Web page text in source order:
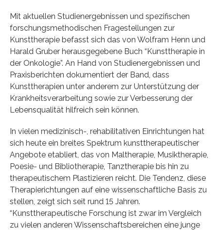
Mit aktuellen Studienergebnissen und spezifischen
forschungsmethodischen Fragestellungen zur
Kunsttherapie befasst sich das von Wolfram Henn und
Harald Gruber herausgegebene Buch “Kunsttherapie in
der Onkologie”. An Hand von Studienergebnissen und
Praxisberichten dokumentiert der Band, dass
Kunsttherapien unter anderem zur Unterstützung der
Krankheitsverarbeitung sowie zur Verbesserung der
Lebensqualität hilfreich sein können.
In vielen medizinisch-, rehabilitativen Einrichtungen hat
sich heute ein breites Spektrum kunsttherapeutischer
Angebote etabliert, das von Maltherapie, Musiktherapie,
Poesie- und Bibliotherapie, Tanztherapie bis hin zu
therapeutischem Plastizieren reicht. Die Tendenz, diese
Therapierichtungen auf eine wissenschaftliche Basis zu
stellen, zeigt sich seit rund 15 Jahren.
“Kunsttherapeutische Forschung ist zwar im Vergleich
zu vielen anderen Wissenschaftsbereichen eine junge